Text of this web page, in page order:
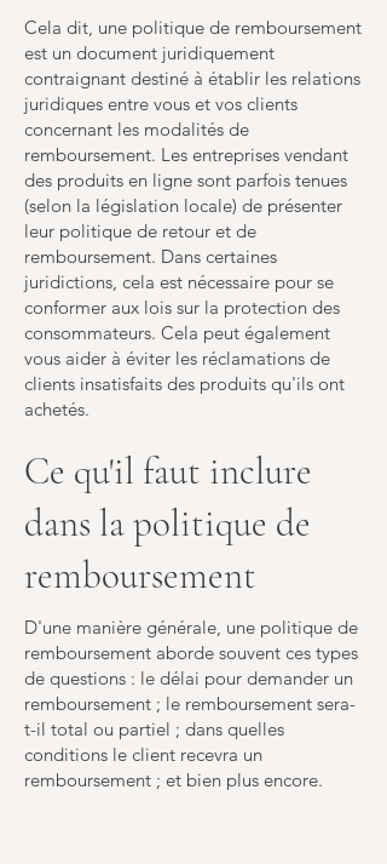
Cela dit, une politique de remboursement
est un document juridiquement
contraignant destiné à établir les relations
juridiques entre vous et vos clients
concernant les modalités de
remboursement. Les entreprises vendant
des produits en ligne sont parfois tenues
(selon la législation locale) de présenter
leur politique de retour et de
remboursement. Dans certaines
juridictions, cela est nécessaire pour se
conformer aux lois sur la protection des
consommateurs. Cela peut également
vous aider à éviter les réclamations de
clients insatisfaits des produits qu'ils ont
achetés.
Ce qu'il faut inclure
dans la politique de
remboursement
D'une manière générale, une politique de
remboursement aborde souvent ces types
de questions : le délai pour demander un
remboursement ; le remboursement sera-
t-il total ou partiel ; dans quelles
conditions le client recevra un
remboursement ; et bien plus encore.